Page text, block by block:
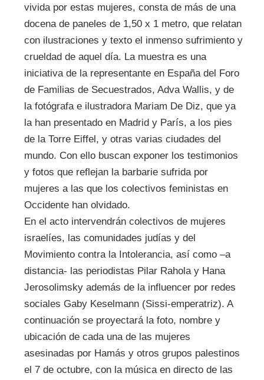
vivida por estas mujeres, consta de más de una
docena de paneles de 1,50 x 1 metro, que relatan
con ilustraciones y texto el inmenso sufrimiento y
crueldad de aquel día. La muestra es una
iniciativa de la representante en España del Foro
de Familias de Secuestrados, Adva Wallis, y de
la fotógrafa e ilustradora Mariam De Diz, que ya
la han presentado en Madrid y París, a los pies
de la Torre Eiffel, y otras varias ciudades del
mundo. Con ello buscan exponer los testimonios
y fotos que reflejan la barbarie sufrida por
mujeres a las que los colectivos feministas en
Occidente han olvidado.
En el acto intervendrán colectivos de mujeres
israelíes, las comunidades judías y del
Movimiento contra la Intolerancia, así como –a
distancia- las periodistas Pilar Rahola y Hana
Jerosolimsky además de la influencer por redes
sociales Gaby Keselmann (Sissi-emperatriz). A
continuación se proyectará la foto, nombre y
ubicación de cada una de las mujeres
asesinadas por Hamás y otros grupos palestinos
el 7 de octubre, con la música en directo de las